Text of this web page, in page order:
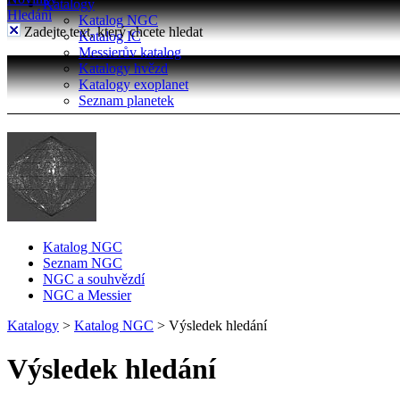
Katalogy
Katalog NGC
Katalog IC
Messierův katalog
Katalogy hvězd
Katalogy exoplanet
Seznam planetek
Hledání
Zadejte text, který chcete hledat
Katalog NGC
Seznam NGC
NGC a souhvězdí
NGC a Messier
Katalogy > Katalog NGC > Výsledek hledání
Výsledek hledání